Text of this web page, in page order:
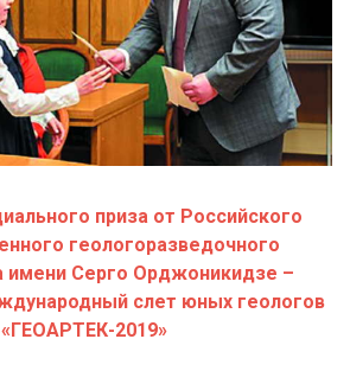
приза от Российского
геологоразведочного
имени Серго Орджоникидзе –
слет юных геологов
«ГЕОАРТЕК-2019»